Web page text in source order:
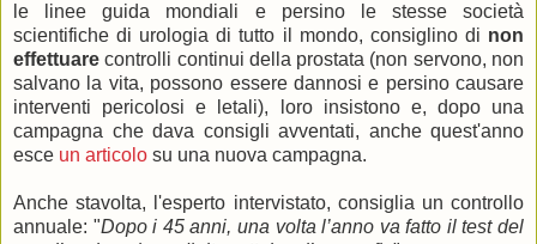
le linee guida mondiali e persino le stesse società
scientifiche di urologia di tutto il mondo, consiglino di non
effettuare controlli continui della prostata (non servono, non
salvano la vita, possono essere dannosi e persino causare
interventi pericolosi e letali), loro insistono e, dopo una
campagna che dava consigli avventati, anche quest'anno
esce un articolo su una nuova campagna.
Anche stavolta, l'esperto intervistato, consiglia un controllo
annuale: "Dopo i 45 anni, una volta l’anno va fatto il test del